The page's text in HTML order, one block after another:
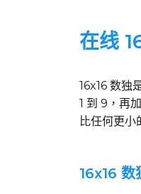
在线
16x16 数独
1 到 9，再
比任何更小
16x16 数